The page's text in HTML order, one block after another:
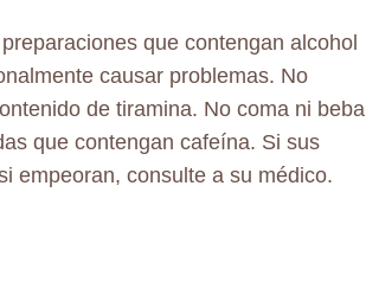
que contengan alcohol
causar problemas. No
de tiramina. No coma ni beba
que contengan cafeína. Si sus
empeoran, consulte a su médico.